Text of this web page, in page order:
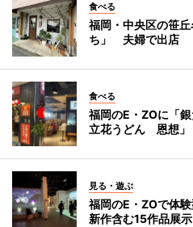
食べる
福岡・中央区の笹
ち」 夫婦で出店
食べる
福岡のE・ZOに「
立花うどん 恩想」
見る・遊ぶ
福岡のE・ZOで体
新作含む15作品展示